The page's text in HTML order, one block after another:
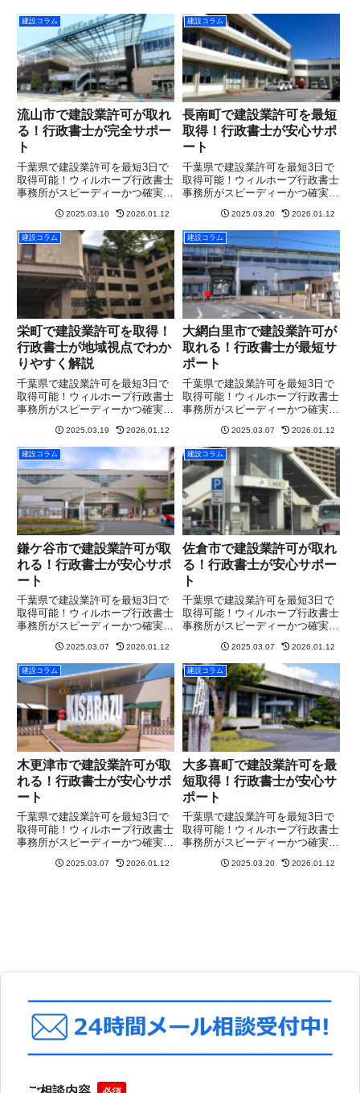
建設コラム
流山市で建設業許可が取れ
る！行政書士が完全サポー
ト
千葉県で建設業許可を最短3日で
取得可能！ウィルホープ行政書士
事務所がスピーディーかつ確実に
2025.03.10 2026.01.12
建設コラム
長南町で建設業許可を最短
取得！行政書士が安心サポ
ート
千葉県で建設業許可を最短3日で
取得可能！ウィルホープ行政書士
事務所がスピーディーかつ確実に
2025.03.20 2026.01.12
建設コラム
栄町で建設業許可を取得！
行政書士が地域視点でわか
りやすく解説
千葉県で建設業許可を最短3日で
取得可能！ウィルホープ行政書士
事務所がスピーディーかつ確実に
2025.03.19 2026.01.12
建設コラム
大網白里市で建設業許可が
取れる！行政書士が最短サ
ポート
千葉県で建設業許可を最短3日で
取得可能！ウィルホープ行政書士
事務所がスピーディーかつ確実に
2025.03.07 2026.01.12
建設コラム
鎌ケ谷市で建設業許可が取
れる！行政書士が安心サポ
ート
千葉県で建設業許可を最短3日で
取得可能！ウィルホープ行政書士
事務所がスピーディーかつ確実に
2025.03.07 2026.01.12
建設コラム
佐倉市で建設業許可が取れ
る！行政書士が安心サポー
ト
千葉県で建設業許可を最短3日で
取得可能！ウィルホープ行政書士
事務所がスピーディーかつ確実に
2025.03.07 2026.01.12
建設コラム
木更津市で建設業許可が取
れる！行政書士が安心サポ
ート
千葉県で建設業許可を最短3日で
取得可能！ウィルホープ行政書士
事務所がスピーディーかつ確実に
2025.03.07 2026.01.12
建設コラム
大多喜町で建設業許可を最
短取得！行政書士が安心サ
ポート
千葉県で建設業許可を最短3日で
取得可能！ウィルホープ行政書士
事務所がスピーディーかつ確実に
2025.03.20 2026.01.12